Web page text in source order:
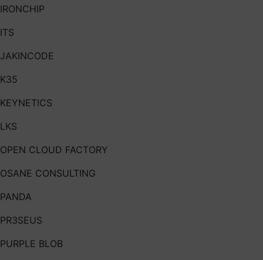
IRONCHIP
ITS
JAKINCODE
K35
KEYNETICS
LKS
OPEN CLOUD FACTORY
OSANE CONSULTING
PANDA
PR3SEUS
PURPLE BLOB